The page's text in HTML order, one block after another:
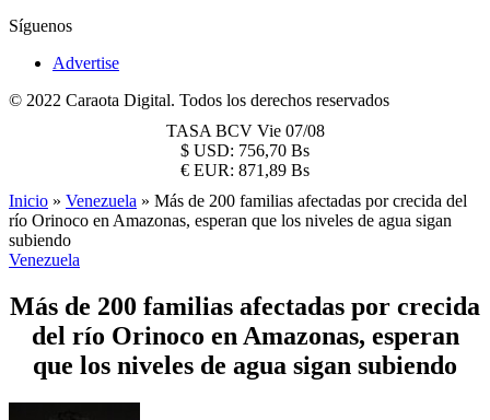
Síguenos
Advertise
© 2022 Caraota Digital. Todos los derechos reservados
TASA BCV Vie 07/08
$ USD: 756,70 Bs
€ EUR: 871,89 Bs
Inicio » Venezuela » Más de 200 familias afectadas por crecida del
río Orinoco en Amazonas, esperan que los niveles de agua sigan
subiendo
Venezuela
Más de 200 familias afectadas por crecida
del río Orinoco en Amazonas, esperan
que los niveles de agua sigan subiendo